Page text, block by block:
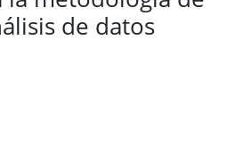
de datos